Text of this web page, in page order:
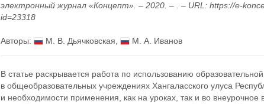
электронный журнал «Концепт». – 2020. – . – URL: https://e-
id=23318
Авторы: М. В. Дьячковская М. А. Иванов
В статье раскрывается работа по использованию
в общеобразовательных учреждениях Хангаласского улуса
и необходимости применения, как на уроках, так и во